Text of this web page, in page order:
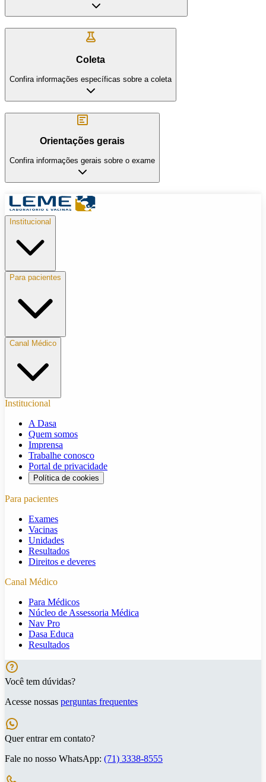
Coleta
Confira informações específicas sobre a coleta
Orientações gerais
Confira informações gerais sobre o exame
Institucional
Para pacientes
Canal Médico
Institucional
A Dasa
Quem somos
Imprensa
Trabalhe conosco
Portal de privacidade
Política de cookies
Para pacientes
Exames
Vacinas
Unidades
Resultados
Direitos e deveres
Canal Médico
Para Médicos
Núcleo de Assessoria Médica
Nav Pro
Dasa Educa
Resultados
Você tem dúvidas?
Acesse nossas perguntas frequentes
Quer entrar em contato?
Fale no nosso WhatsApp: (71) 3338-8555